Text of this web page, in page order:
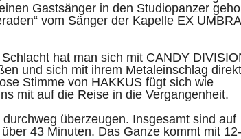
Gastsänger in den Studiopanzer
vom Sänger der Kapelle EX UMBRA
hat man sich mit CANDY
und sich mit ihrem Metaleinschlag direkt
Stimme von HAKKUS fügt sich wie
mit auf die Reise in die Vergangenheit.
überzeugen. Insgesamt sind auf
43 Minuten. Das Ganze kommt mit 12-